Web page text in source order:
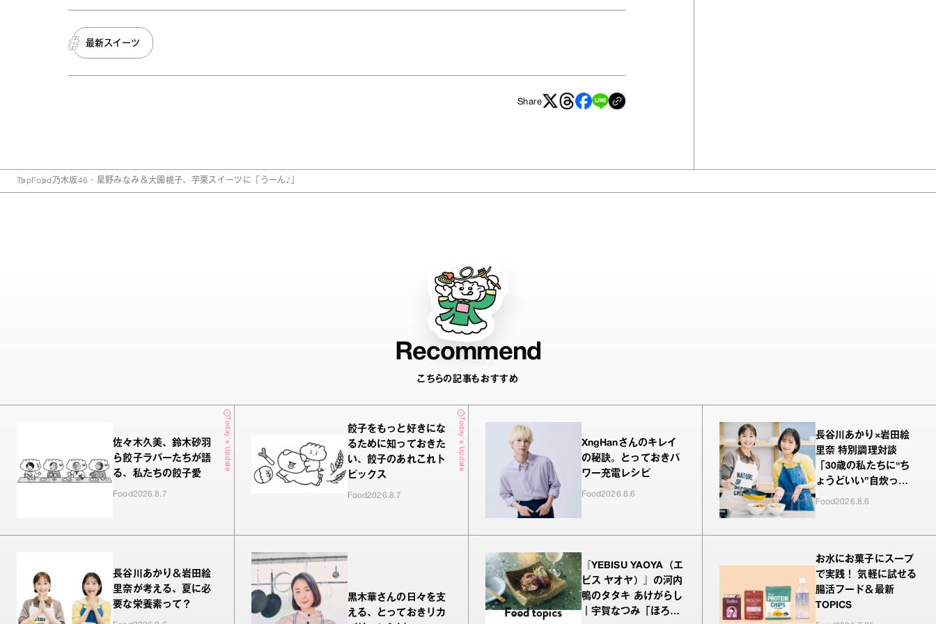
最新スイーツ
Share
TopFood 乃木坂46・星野みなみ＆大園桃子、芋栗スイーツに「うーん♪」
Recommend
こちらの記事もおすすめ
Today's Update
佐々木久美、鈴木砂羽
ら餃子ラバーたちが語
る、私たちの餃子愛
Food2026.8.7
Today's Update
餃子をもっと好きにな
るために知っておきた
い、餃子のあれこれト
ピックス
Food2026.8.7
XngHanさんのキレイ
の秘訣。とっておきパ
ワー充電レシピ
Food2026.8.6
長谷川あかり×岩田絵
里奈 特別調理対談
「30歳の私たちに“ち
ょうどいい”自炊っ
て？」
Food2026.8.6
長谷川あかり＆岩田絵
里奈が考える、夏に必
要な栄養素って？
黒木華さんの日々を支
える、とっておきリカ
『YEBISU YAOYA（エ
ビス ヤオヤ）』の河内
鴨のタタキ あけがらし
｜宇賀なつみ「ほろ酔
お水にお菓子にスープ
で実践！ 気軽に試せる
腸活フード＆最新
TOPICS